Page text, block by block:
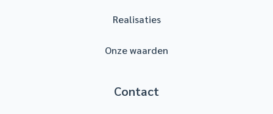
Realisaties
Onze waarden
Contact